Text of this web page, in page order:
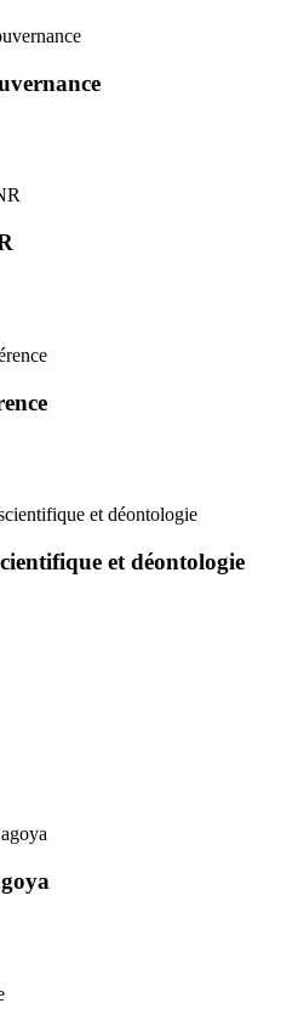
et déontologie
et déontologie